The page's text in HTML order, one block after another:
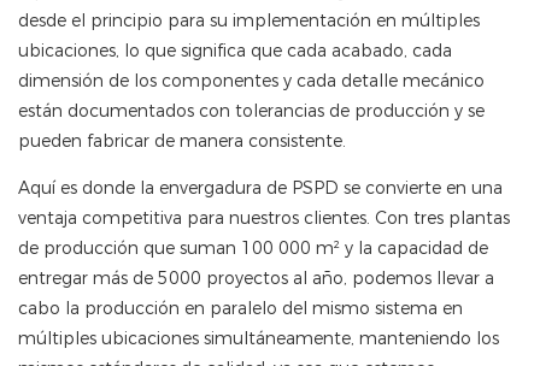
desde el principio para su implementación en múltiples
ubicaciones, lo que significa que cada acabado, cada
dimensión de los componentes y cada detalle mecánico
están documentados con tolerancias de producción y se
pueden fabricar de manera consistente.
Aquí es donde la envergadura de PSPD se convierte en una
ventaja competitiva para nuestros clientes. Con tres plantas
de producción que suman 100 000 m² y la capacidad de
entregar más de 5000 proyectos al año, podemos llevar a
cabo la producción en paralelo del mismo sistema en
múltiples ubicaciones simultáneamente, manteniendo los